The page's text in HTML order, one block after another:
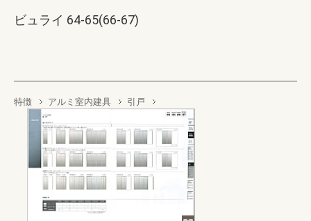
ビュライ 64-65(66-67)
特徴 アルミ室内建具 引戸